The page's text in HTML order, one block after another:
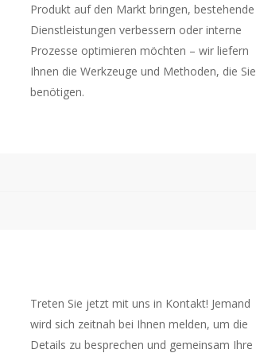
Produkt auf den Markt bringen, bestehende
Dienstleistungen verbessern oder interne
Prozesse optimieren möchten – wir liefern
Ihnen die Werkzeuge und Methoden, die Sie
benötigen.
Treten Sie jetzt mit uns in Kontakt! Jemand
wird sich zeitnah bei Ihnen melden, um die
Details zu besprechen und gemeinsam Ihre